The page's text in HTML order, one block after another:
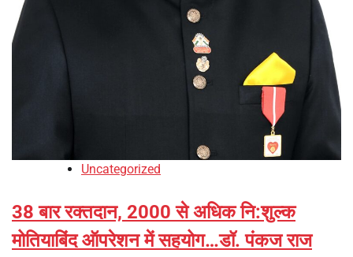
Uncategorized
38 बार रक्तदान, 2000 से अधिक नि:शुल्क
मोतियाबिंद ऑपरेशन में सहयोग…डॉ. पंकज राज